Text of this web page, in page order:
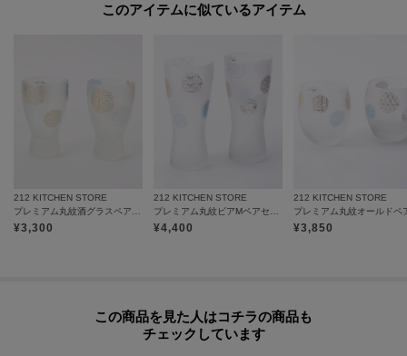
このアイテムに似ているアイテム
212 KITCHEN STORE
¥3,300
212 KITCHEN STORE
¥4,400
212 KITCHEN STORE
¥3,850
この商品を見た人はコチラの商品も
チェックしています